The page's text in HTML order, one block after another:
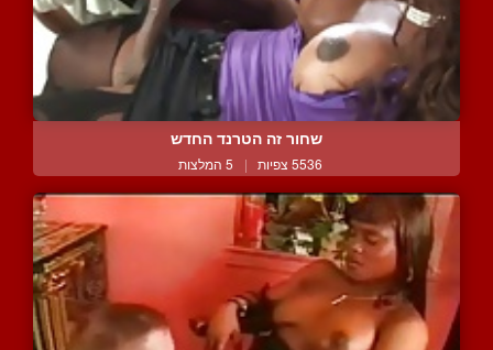
שחור זה הטרנד החדש
5536 צפיות | 5 המלצות